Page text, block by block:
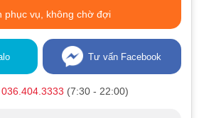
phục vụ, không chờ đợi
Tư vấn Facebook
036.404.3333 (7:30 - 22:00)